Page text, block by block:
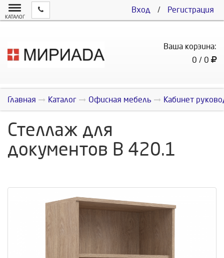
Вход / Регистрация
КАТАЛОГ
Ваша корзина:
0 / 0
Главная Каталог Офисная мебель Кабинет
Стеллаж для
документов В 420.1